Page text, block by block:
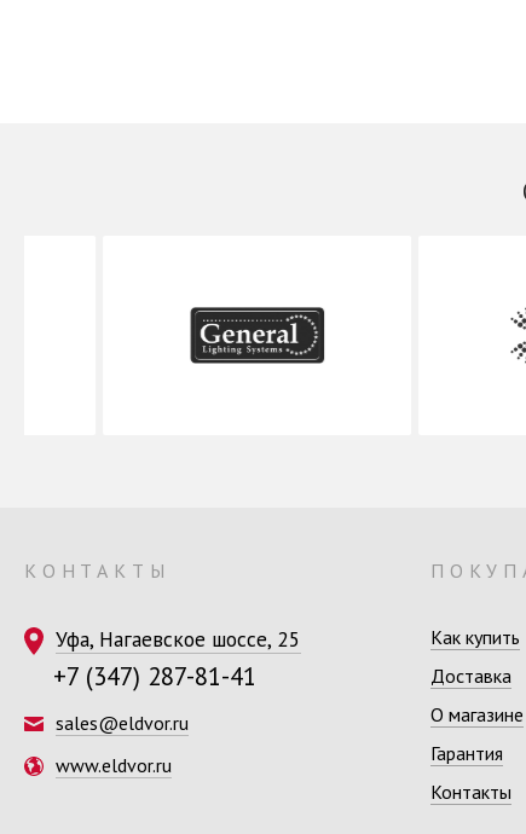
КОНТАКТЫ
Уфа, Нагаевское шоссе, 25
+7 (347) 287-81-41
sales@eldvor.ru
www.eldvor.ru
Как купить
Доставка
О магазине
Гарантия
Контакты